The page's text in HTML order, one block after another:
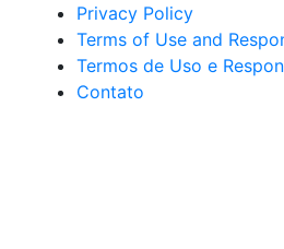
Privacy Policy
Terms of Use and
Termos de Uso e
Contato